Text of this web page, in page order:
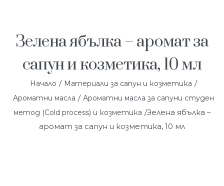
Зелена ябълка – аромат за
сапун и козметика, 10 мл
Начало / Материали за сапун и козметика /
Ароматни масла / Ароматни масла за сапуни студен
метод (Cold process) и козметика /Зелена ябълка –
аромат за сапун и козметика, 10 мл